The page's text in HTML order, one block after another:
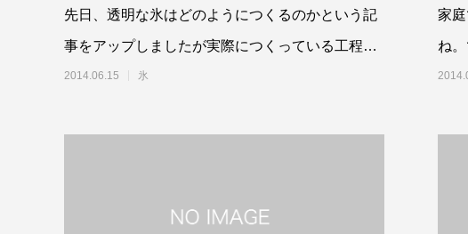
先日、透明な氷はどのようにつくるのかという記
事をアップしましたが実際につくっている工程で
の比較画像を載せたいと思います。&n
2014.06.15 氷
家
ね
す